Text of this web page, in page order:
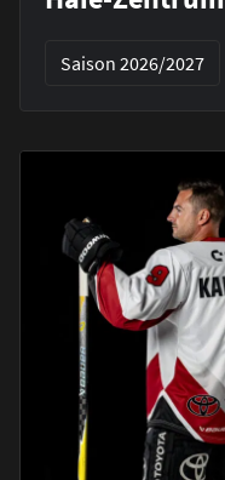
Saison 2026/2027